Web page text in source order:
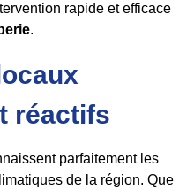
rapide et efficace
.
réactifs
parfaitement les
de la région. Que